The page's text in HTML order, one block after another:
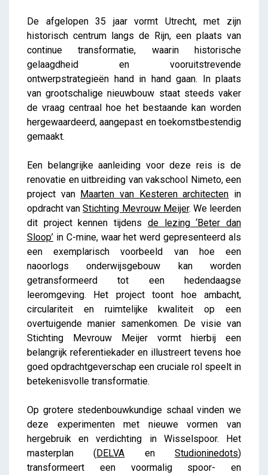
Brent
De afgelopen 35 jaar vormt Utrecht, met zijn
historisch centrum langs de Rijn, een plaats van
continue transformatie, waarin historische
gelaagdheid en vooruitstrevende
ontwerpstrategieën hand in hand gaan. In plaats
van grootschalige nieuwbouw staat steeds vaker
de vraag centraal hoe het bestaande kan worden
hergewaardeerd, aangepast en toekomstbestendig
gemaakt.
Een belangrijke aanleiding voor deze reis is de
renovatie en uitbreiding van vakschool Nimeto, een
project van Maarten van Kesteren architecten in
opdracht vanStichting Mevrouw Meijer. We leerden
dit project kennen tijdens de lezing ‘Beter dan
Sloop’ in C-mine, waar het werd gepresenteerd als
een exemplarisch voorbeeld van hoe een
naoorlogs onderwijsgebouw kan worden
getransformeerd tot een hedendaagse
leeromgeving. Het project toont hoe ambacht,
circulariteit en ruimtelijke kwaliteit op een
overtuigende manier samenkomen. De visie van
Stichting Mevrouw Meijer vormt hierbij een
belangrijk referentiekader en illustreert tevens hoe
goed opdrachtgeverschap een cruciale rol speelt in
betekenisvolle transformatie.
Op grotere stedenbouwkundige schaal vinden we
deze experimenten met nieuwe vormen van
hergebruik en verdichting in Wisselspoor. Het
masterplan (DELVA enStudioninedots)
transformeert een voormalig spoor- en